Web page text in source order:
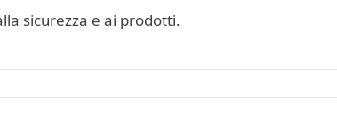
sicurezza e ai prodotti.